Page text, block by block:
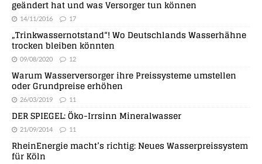
geändert hat und was Versorger tun können
14/11/2016 17
„Trinkwassernotstand“! Wo Deutschlands Wasserhähne
trocken bleiben könnten
09/08/2020 12
Warum Wasserversorger ihre Preissysteme umstellen
oder Grundpreise erhöhen
26/03/2019 11
DER SPIEGEL: Öko-Irrsinn Mineralwasser
21/09/2014 11
RheinEnergie macht’s richtig: Neues Wasserpreissystem
für Köln